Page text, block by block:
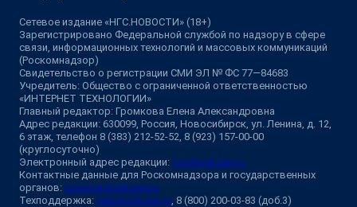
Сетевое издание «НГС.НОВОСТИ» (18+)
Зарегистрировано Федеральной службой по надзору в сфере
связи, информационных технологий и массовых коммуникаций
(Роскомнадзор)
Свидетельство о регистрации СМИ ЭЛ № ФС 77—84683
Учредитель: Общество с ограниченной ответственностью
«ИНТЕРНЕТ ТЕХНОЛОГИИ»
Главный редактор: Громкова Елена Александровна
Адрес редакции: 630099, Россия, Новосибирск, ул. Ленина, д. 12,
6 этаж, телефон 8 (383) 212-52-52, 8 (923) 157-00-00
(круглосуточно)
Электронный адрес редакции: ngs@shkulev.ru
Контактные данные для Роскомнадзора и государственных
органов: juristnsk@shkulev.ru
Техподдержка: help@shkulev.ru , 8 (800) 200-03-83 (доб.3)